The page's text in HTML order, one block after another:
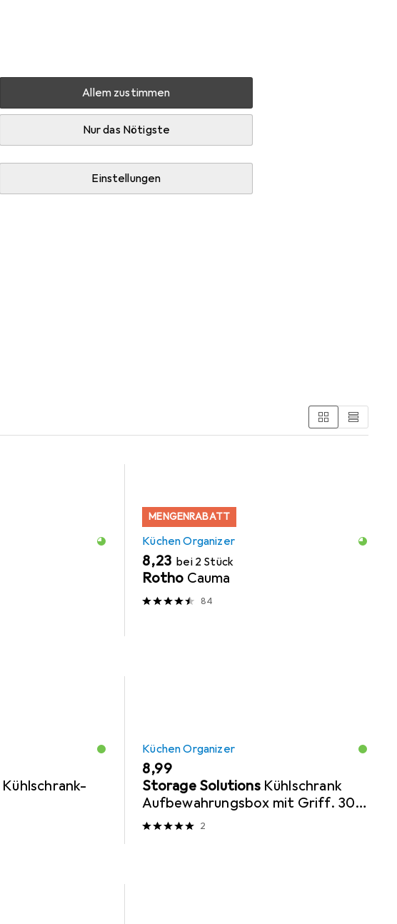
Allem zustimmen
Nur das Nötigste
Einstellungen
LG GSLV90PZAD Zubehör
MENGENRABATT
Küchen Organizer
EUR
8,23 bei 2 Stück
Rotho Cauma
84
Kühlschrank-
Küchen Organizer
EUR
8,99
Storage Solutions Kühlschrank
Aufbewahrungsbox mit Griff. 30 x
13 x 11 cm2